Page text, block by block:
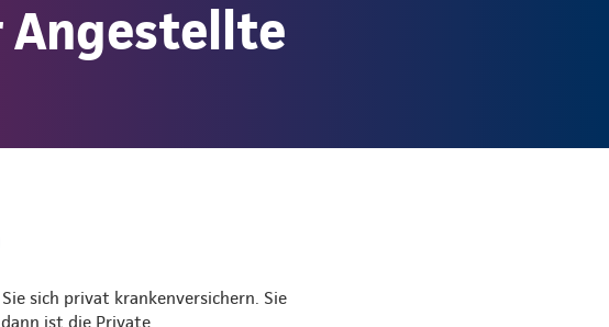
Angestellte
sich privat krankenversichern. Sie
ist die Private